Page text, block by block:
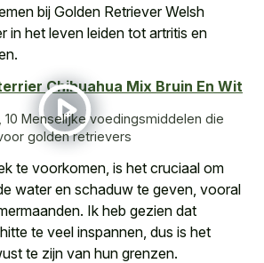
bij Golden Retriever Welsh
in het leven leiden tot artritis en
Chihuahua Mix Bruin En Wit
10 Menselijke voedingsmiddelen die
golden retrievers
te voorkomen, is het cruciaal om
water en schaduw te geven, vooral
Ik heb gezien dat
te veel inspannen, dus is het
te zijn van hun grenzen.